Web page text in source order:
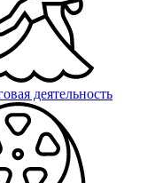
деятельность